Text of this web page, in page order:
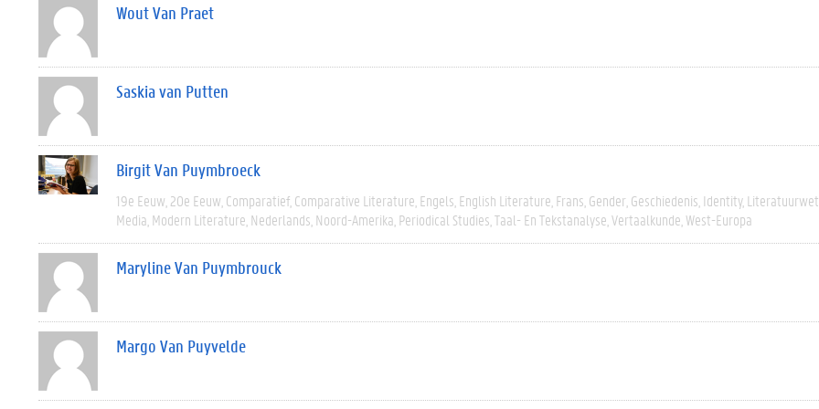
Wout Van Praet
Saskia van Putten
Birgit Van Puymbroeck
19e Eeuw 20e Eeuw Comparatief Comparative Literature Engels English Literature Frans Gender Geschiedenis Identity
Media Modern Literature Nederlands Noord-Amerika Periodical Studies Taal- En Tekstanalyse Vertaalkunde West-Europa
Maryline Van Puymbrouck
Margo Van Puyvelde